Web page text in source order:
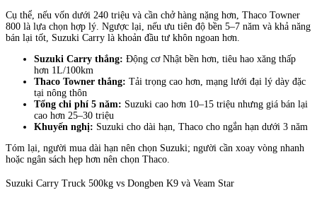
Cụ thể, nếu vốn dưới 240 triệu và cần chở hàng nặng hơn, Thaco Towner
800 là lựa chọn hợp lý. Ngược lại, nếu ưu tiên độ bền 5–7 năm và khả năng
bán lại tốt, Suzuki Carry là khoản đầu tư khôn ngoan hơn.
Suzuki Carry thắng: Động cơ Nhật bền hơn, tiêu hao xăng thấp
hơn 1L/100km
Thaco Towner thắng: Tải trọng cao hơn, mạng lưới đại lý dày đặc
tại nông thôn
Tổng chi phí 5 năm: Suzuki cao hơn 10–15 triệu nhưng giá bán lại
cao hơn 25–30 triệu
Khuyến nghị: Suzuki cho dài hạn, Thaco cho ngắn hạn dưới 3 năm
Tóm lại, người mua dài hạn nên chọn Suzuki; người cần xoay vòng nhanh
hoặc ngân sách hẹp hơn nên chọn Thaco.
Suzuki Carry Truck 500kg vs Dongben K9 và Veam Star